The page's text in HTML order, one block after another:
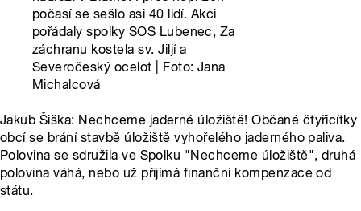
počasí se sešlo asi 40 lidí. Akci
pořádaly spolky SOS Lubenec, Za
záchranu kostela sv. Jiljí a
Severočeský ocelot | Foto: Jana
Michalcová
Jakub Šiška: Nechceme jaderné úložiště! Občané čtyřicítky
obcí se brání stavbě úložiště vyhořelého jaderného paliva.
Polovina se sdružila ve Spolku "Nechceme úložiště", druhá
polovina váhá, nebo už přijímá finanční kompenzace od
státu.